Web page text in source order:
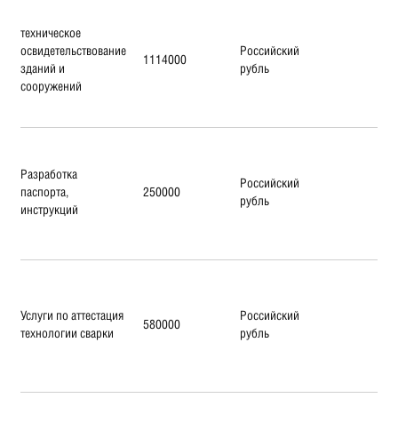
техническое
освидетельствование
зданий и
сооружений
1114000
Российский
рубль
Разработка
паспорта,
инструкций
250000
Российский
рубль
Услуги по аттестация
технологии сварки
580000
Российский
рубль